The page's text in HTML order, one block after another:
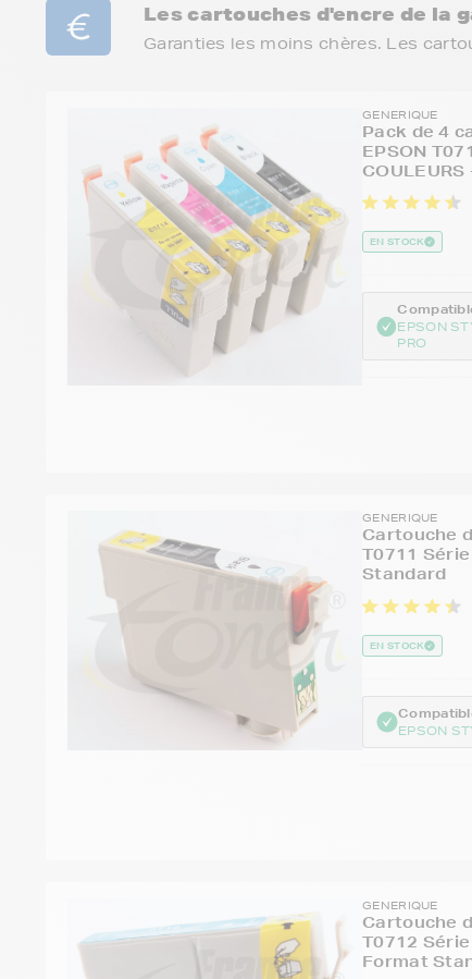
Les cartouches d'encre de la
Garanties les moins chères. Les
GENERIQUE
Pack de 4
EPSON
EN STOCK
EPSON
PRO
GENERIQUE
Cartouche
T0711
Standard
EN STOCK
EPSON
GENERIQUE
Cartouche
T0712
Format